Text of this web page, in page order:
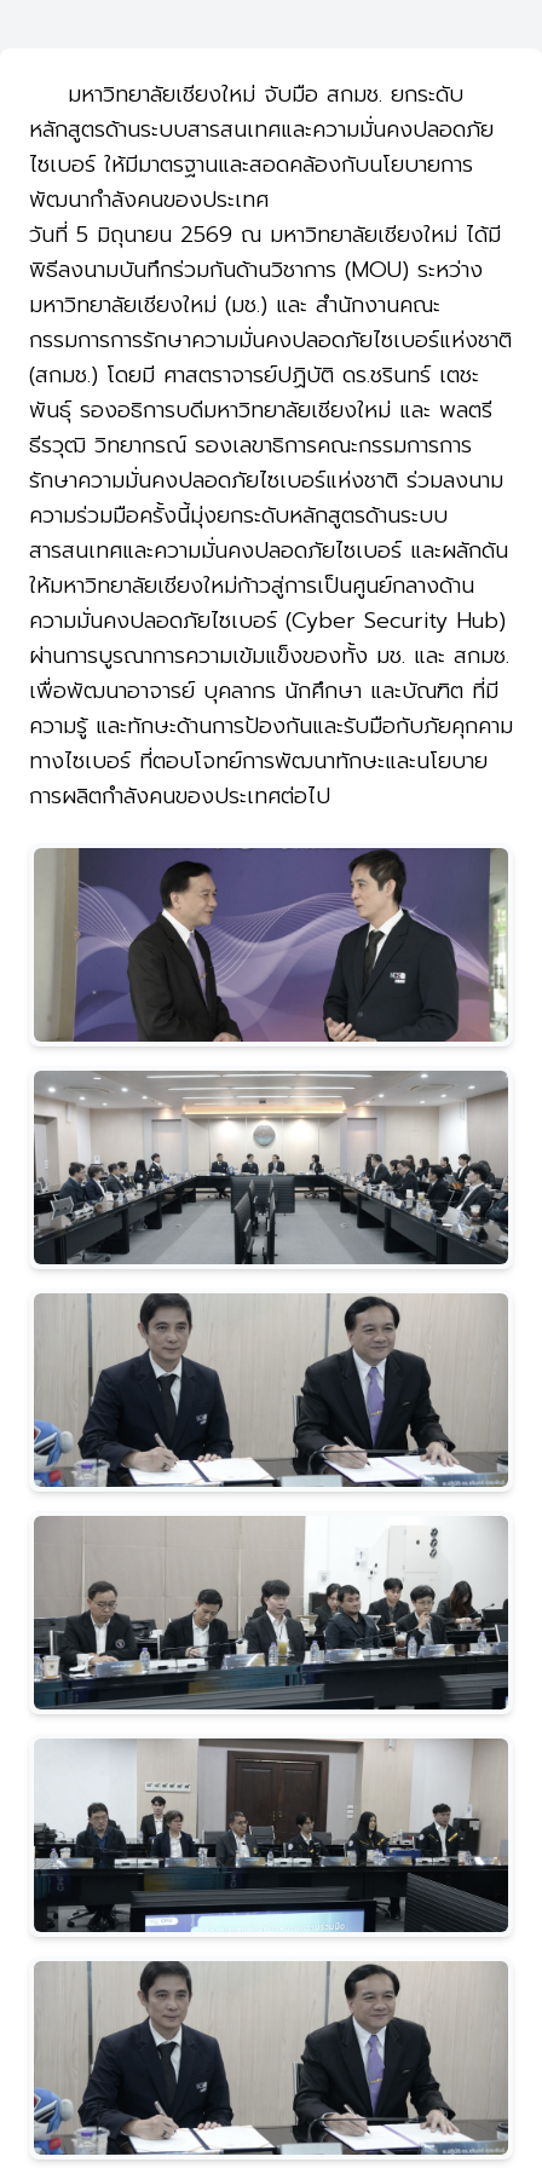
มหาวิทยาลัยเชียงใหม่ จับมือ สกมช. ยกระดับ
หลักสูตรด้านระบบสารสนเทศและความมั่นคงปลอดภัย
ไซเบอร์ ให้มีมาตรฐานและสอดคล้องกับนโยบายการ
พัฒนากำลังคนของประเทศ
วันที่ 5 มิถุนายน 2569 ณ มหาวิทยาลัยเชียงใหม่ ได้มี
พิธีลงนามบันทึกร่วมกันด้านวิชาการ (MOU) ระหว่าง
มหาวิทยาลัยเชียงใหม่ (มช.) และ สำนักงานคณะ
กรรมการการรักษาความมั่นคงปลอดภัยไซเบอร์แห่งชาติ
(สกมช.) โดยมี ศาสตราจารย์ปฏิบัติ ดร.ชรินทร์ เตชะ
พันธุ์ รองอธิการบดีมหาวิทยาลัยเชียงใหม่ และ พลตรี
ธีรวุฒิ วิทยากรณ์ รองเลขาธิการคณะกรรมการการ
รักษาความมั่นคงปลอดภัยไซเบอร์แห่งชาติ ร่วมลงนาม
ความร่วมมือครั้งนี้มุ่งยกระดับหลักสูตรด้านระบบ
สารสนเทศและความมั่นคงปลอดภัยไซเบอร์ และผลักดัน
ให้มหาวิทยาลัยเชียงใหม่ก้าวสู่การเป็นศูนย์กลางด้าน
ความมั่นคงปลอดภัยไซเบอร์ (Cyber Security Hub)
ผ่านการบูรณาการความเข้มแข็งของทั้ง มช. และ สกมช.
เพื่อพัฒนาอาจารย์ บุคลากร นักศึกษา และบัณฑิต ที่มี
ความรู้ และทักษะด้านการป้องกันและรับมือกับภัยคุกคาม
ทางไซเบอร์ ที่ตอบโจทย์การพัฒนาทักษะและนโยบาย